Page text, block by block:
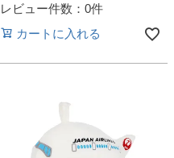
レビュー件数：0件
カートに入れる